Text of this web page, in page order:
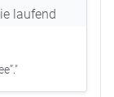
laufend